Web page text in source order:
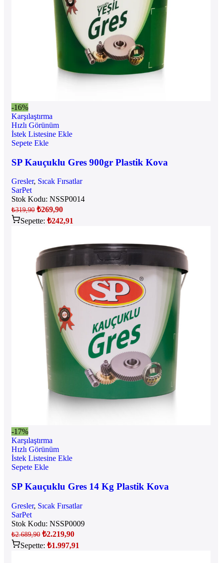
-16%
Karşılaştırma
Hızlı Görünüm
İstek Listesine Ekle
Sepete Ekle
SP Kauçuklu Gres 900gr Plastik Kova
Gresler, Sıcak Fırsatlar
SarPet
Stok Kodu: NSSP0014
₺319,90 ₺269,90
Sepette: ₺242,91
-17%
Karşılaştırma
Hızlı Görünüm
İstek Listesine Ekle
Sepete Ekle
SP Kauçuklu Gres 14 Kg Plastik Kova
Gresler, Sıcak Fırsatlar
SarPet
Stok Kodu: NSSP0009
₺2.689,90 ₺2.219,90
Sepette: ₺1.997,91